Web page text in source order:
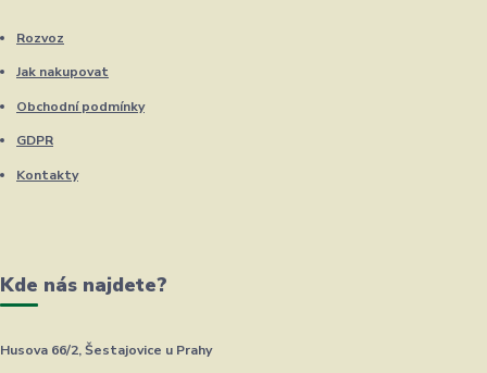
Rozvoz
Jak nakupovat
Obchodní podmínky
GDPR
Kontakty
Kde nás najdete?
Husova 66/2, Šestajovice u Prahy